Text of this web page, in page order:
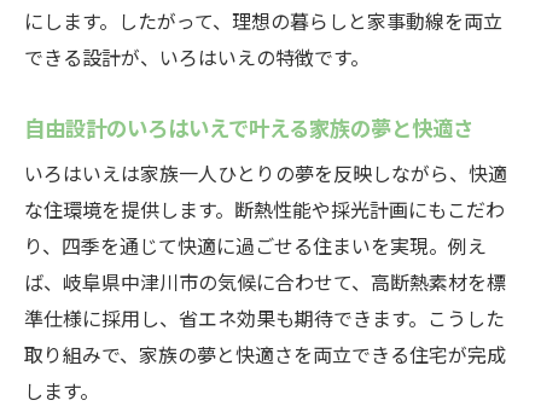
いろはいえ標準仕様の魅力を徹底解説
自由設計のいろはいえ標準仕様の安心ポイ
いろはいえ標準仕様で快適な住まいを実現
する方法
暮らしやすさを追求した自由設計のいろは
いえの標準設備
いろはいえ標準仕様とオプションの選び方
を紹介
いろはいえ標準仕様の性能と評判を徹底調
にします。したがって、理想の暮らしと家事動線を両立
できる設計が、いろはいえの特徴です。
自由設計のいろはいえで叶える家族の夢と快適さ
いろはいえは家族一人ひとりの夢を反映しながら、快適
な住環境を提供します。断熱性能や採光計画にもこだわ
り、四季を通じて快適に過ごせる住まいを実現。例え
ば、岐阜県中津川市の気候に合わせて、高断熱素材を標
準仕様に採用し、省エネ効果も期待できます。こうした
取り組みで、家族の夢と快適さを両立できる住宅が完成
します。